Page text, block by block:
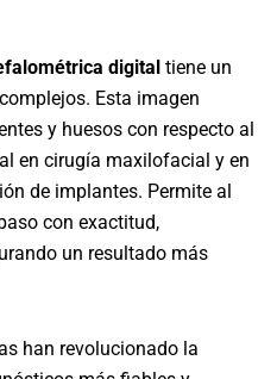
digital tiene un
Esta imagen
y huesos con respecto al
en cirugía maxilofacial y en
de implantes. Permite al
con exactitud,
un resultado más
han revolucionado la